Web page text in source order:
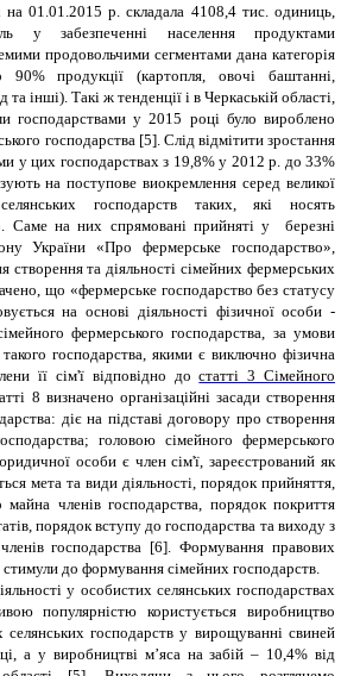
на 01.01.201 5 р. складала 4108,4 тис. одиниць,
у забезпеченні населення продуктами
продовольчими сегментами дана категорія
90% продукції (картопля,
овочі баштанні,
інші). Такі ж тенденції і в Черкаській області,
господарствами у 2015 році було вироблено
господарства [5]. Слід відмітити зростання
у цих господарствах з 19,8% у 2012 р. до 33%
на поступове виокремлення серед великої
господарств таких, які носять
Саме на них спрямовані прийняті у березні
України «Про фермерське господарство»,
створення та діяльності сімейних фермерських
що «фермерське господарство без статусу
на основі діяльності фізичної особи -
фермерського господарства, за умови
господарства, якими є виключно фізична
її сім'ї відповідно достатті 3 Сімейного
8 визначено організаційні засади створення
діє на підставі договору про створення
головою сімейного фермерського
особи є член сім'ї, зареєстрований як
мета та види діяльності, порядок прийняття,
членів господарства, порядок покриття
порядок вступу до господарства та виходу з
господарства [6]. Формування правових
до формування сімейних господарств.
у особистих селянських господарствах
популярністю користується виробництво
господарств у вирощуванні свиней
а у виробництві м’яса на забій – 10,4% від